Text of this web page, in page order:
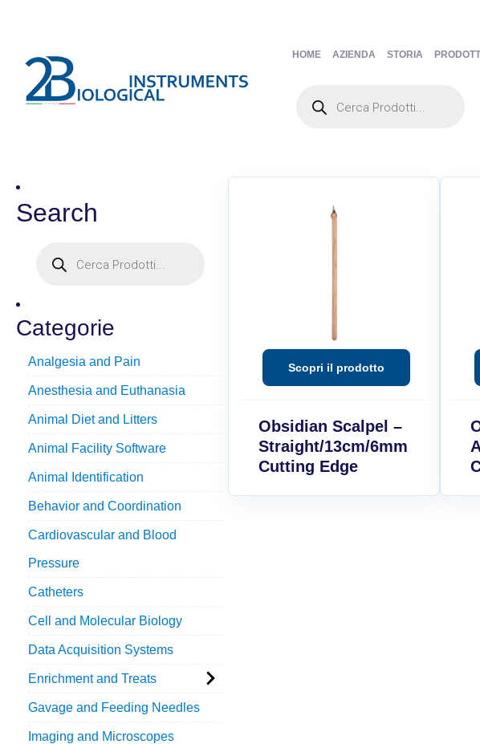
HOME AZIENDA STORIA PRODOTTI
Search
Categorie
Analgesia and Pain
Anesthesia and Euthanasia
Animal Diet and Litters
Animal Facility Software
Animal Identification
Behavior and Coordination
Cardiovascular and Blood
Pressure
Catheters
Cell and Molecular Biology
Data Acquisition Systems
Enrichment and Treats
Gavage and Feeding Needles
Imaging and Microscopes
Obsidian Scalpel –
Straight/13cm/6mm
Cutting Edge